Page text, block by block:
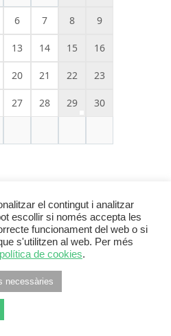
6 7 8 9
13 14 15 16
20 21 22 23
27 28 29 30
DE COOKIES
el contingut i analitzar
escollir si només accepta les
funcionament del web o si
s'utilitzen al web. Per més
política de cookies.
necessàries